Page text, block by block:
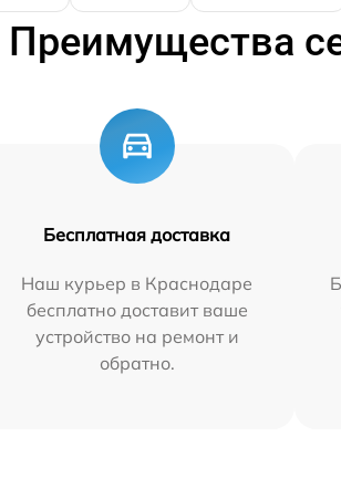
Преимущества
Бесплатная доставка
Наш курьер в Краснодаре
бесплатно доставит ваше
устройство на ремонт и
обратно.